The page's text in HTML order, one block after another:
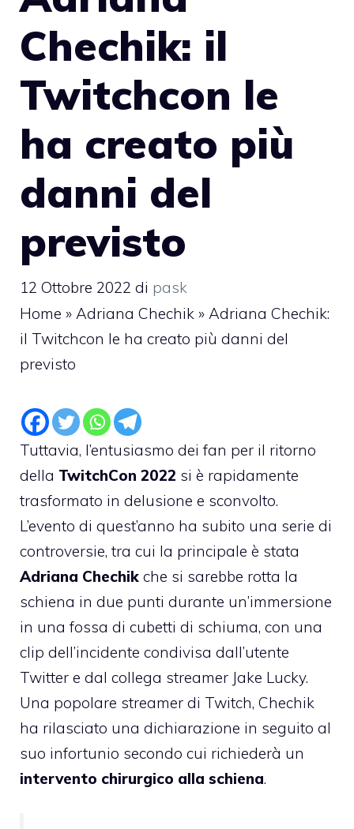
Chechik: il
Twitchcon le
ha creato più
danni del
previsto
12 Ottobre 2022 di pask
Home » Adriana Chechik » Adriana Chechik:
il Twitchcon le ha creato più danni del
previsto
Tuttavia, l’entusiasmo dei fan per il ritorno
della TwitchCon 2022 si è rapidamente
trasformato in delusione e sconvolto.
L’evento di quest’anno ha subito una serie di
controversie, tra cui la principale è stata
Adriana Chechik che si sarebbe rotta la
schiena in due punti durante un’immersione
in una fossa di cubetti di schiuma, con una
clip dell’incidente condivisa dall’utente
Twitter e dal collega streamer Jake Lucky.
Una popolare streamer di Twitch, Chechik
ha rilasciato una dichiarazione in seguito al
suo infortunio secondo cui richiederà un
intervento chirurgico alla schiena.